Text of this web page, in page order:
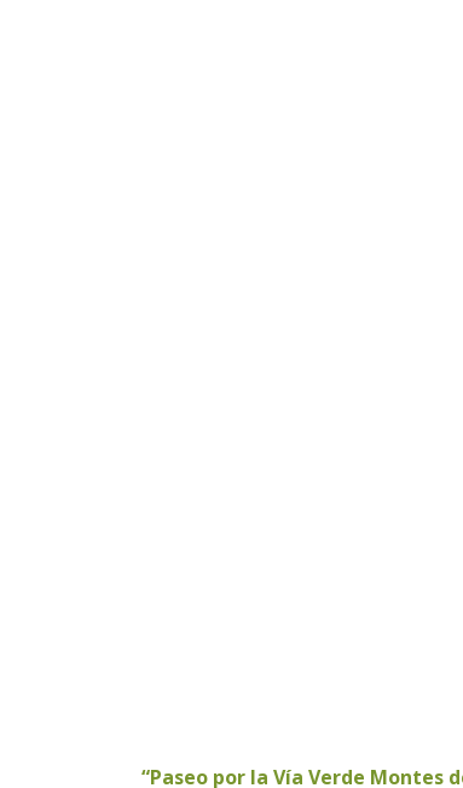
“Paseo por la Vía Verde Montes